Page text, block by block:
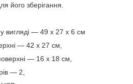
його зберігання.
вигляді — 49 х 27 х 6 см
— 42 х 27 см,
— 16 х 18 см,
— 2,